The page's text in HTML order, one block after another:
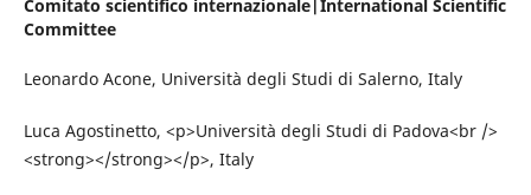
Comitato scientifico internazionale|International Scientific
Committee
Leonardo Acone, Università degli Studi di Salerno, Italy
Luca Agostinetto, <p>Università degli Studi di Padova<br />
<strong></strong></p>, Italy